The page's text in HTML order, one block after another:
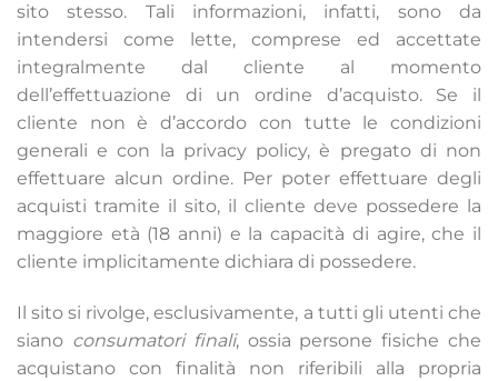
sito stesso. Tali informazioni, infatti, sono da
intendersi come lette, comprese ed accettate
integralmente dal cliente al momento
dell’effettuazione di un ordine d’acquisto. Se il
cliente non è d’accordo con tutte le condizioni
generali e con la privacy policy, è pregato di non
effettuare alcun ordine. Per poter effettuare degli
acquisti tramite il sito, il cliente deve possedere la
maggiore età (18 anni) e la capacità di agire, che il
cliente implicitamente dichiara di possedere.
Il sito si rivolge, esclusivamente, a tutti gli utenti che
siano consumatori finali, ossia persone fisiche che
acquistano con finalità non riferibili alla propria